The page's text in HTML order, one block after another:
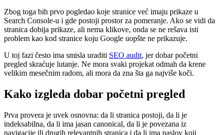
Zbog toga bih prvo pogledao koje stranice već imaju prikaze u
Search Console-u i gde postoji prostor za pomeranje. Ako se vidi da
stranica dobija prikaze, ali nema klikove, onda se ne rešava isti
problem kao kod stranice koju Google uopšte ne prikazuje.
U toj fazi često ima smisla uraditi SEO audit, jer dobar početni
pregled skraćuje lutanje. Ne mora svaki projekat odmah da krene
velikim mesečnim radom, ali mora da zna šta ga najviše koči.
Kako izgleda dobar početni pregled
Prva provera je uvek osnovna: da li stranica postoji, da li je
indeksabilna, da li ima jasan canonical, da li je povezana iz
navigacije ili drugih relevantnih stranica i da li ima naslov koji